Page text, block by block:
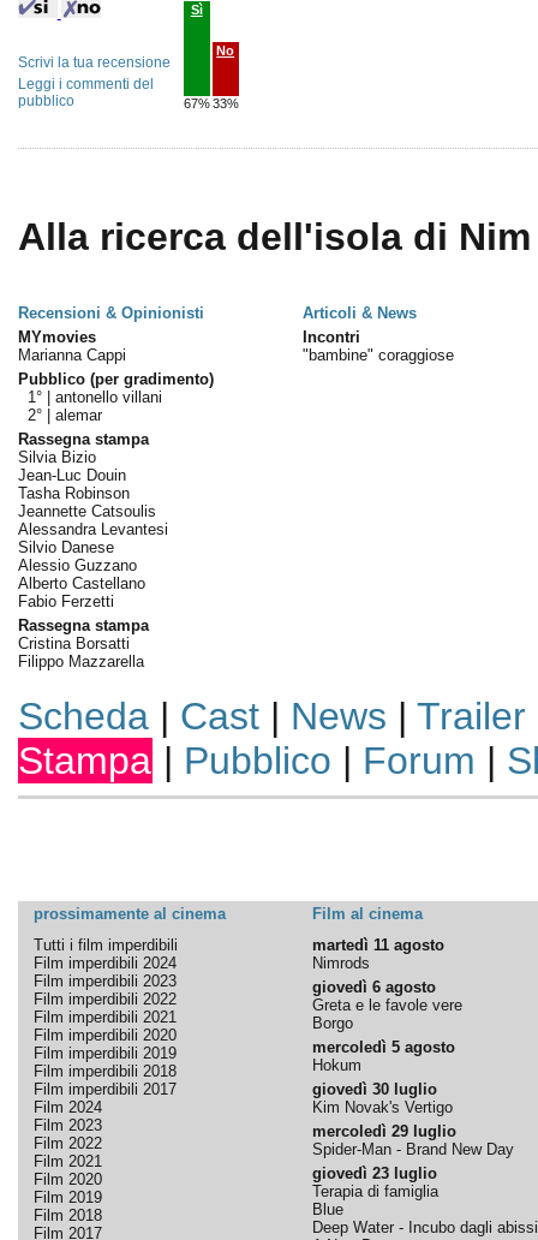
Sì
67%
No
33%
Scrivi la tua recensione
Leggi i commenti del
pubblico
Alla ricerca dell'isola di
Recensioni & Opinionisti
Articoli & News
MYmovies
Marianna Cappi
Pubblico (per gradimento)
1° | antonello villani
2° | alemar
Rassegna stampa
Silvia Bizio
Jean-Luc Douin
Tasha Robinson
Jeannette Catsoulis
Alessandra Levantesi
Silvio Danese
Alessio Guzzano
Alberto Castellano
Fabio Ferzetti
Rassegna stampa
Cristina Borsatti
Filippo Mazzarella
Incontri
"bambine" coraggiose
Scheda| Cast| News | Trailer
Stampa | Pubblico | Forum |
prossimamente al cinema
Film al cinema
Tutti i film imperdibili
Film imperdibili 2024
Film imperdibili 2023
Film imperdibili 2022
Film imperdibili 2021
Film imperdibili 2020
Film imperdibili 2019
Film imperdibili 2018
Film imperdibili 2017
Film 2024
Film 2023
Film 2022
Film 2021
Film 2020
Film 2019
Film 2018
Film 2017
martedì 11 agosto
Nimrods
giovedì 6 agosto
Greta e le favole vere
Borgo
mercoledì 5 agosto
Hokum
giovedì 30 luglio
Kim Novak's Vertigo
mercoledì 29 luglio
Spider-Man - Brand New Day
giovedì 23 luglio
Terapia di famiglia
Blue
Deep Water - Incubo dagli abissi